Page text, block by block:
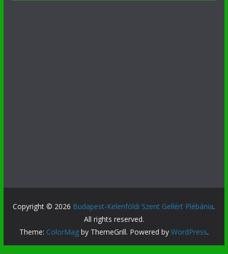
Copyright © 2026 Budapest-Kelenföldi Szent Gellért Plébánia.
All rights reserved.
Theme: ColorMagby ThemeGrill. Powered by WordPress.